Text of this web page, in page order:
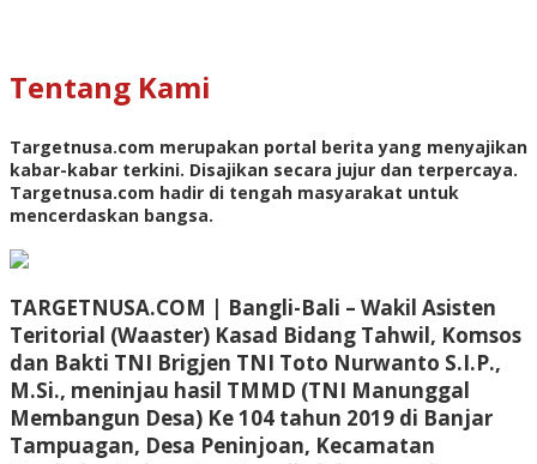
Tentang Kami
Targetnusa.com merupakan portal berita yang menyajikan
kabar-kabar terkini. Disajikan secara jujur dan terpercaya.
Targetnusa.com hadir di tengah masyarakat untuk
mencerdaskan bangsa.
TARGETNUSA.COM | Bangli-Bali – Wakil Asisten
Teritorial (Waaster) Kasad Bidang Tahwil, Komsos
dan Bakti TNI Brigjen TNI Toto Nurwanto S.I.P.,
M.Si., meninjau hasil TMMD (TNI Manunggal
Membangun Desa) Ke 104 tahun 2019 di Banjar
Tampuagan, Desa Peninjoan, Kecamatan